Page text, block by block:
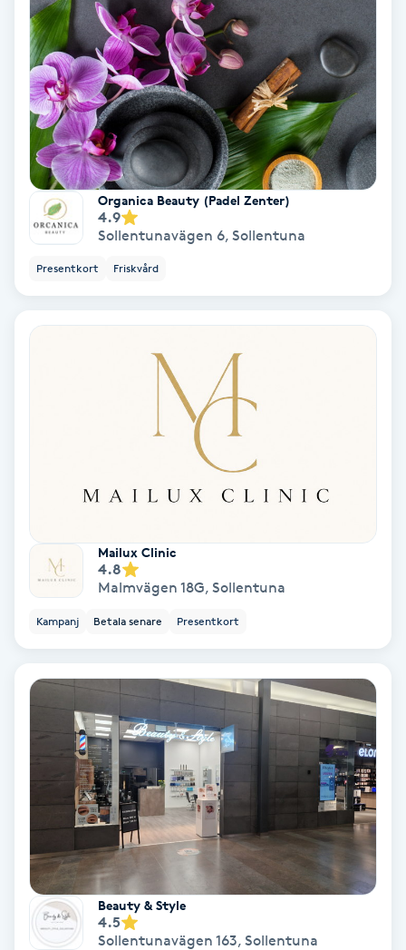
Lashlift Keratin
LED-ljusterapi
Liktornar
Makeup
Manikyr & Pedikyr
Medial vägledning
Medicinsk massage
Meditation
Megavolymfransar
Melasma
Organica Beauty (Padel Zenter)
4.9
Sollentunavägen 6, Sollentuna
Presentkort Friskvård
Mailux Clinic
4.8
Malmvägen 18G, Sollentuna
Kampanj Betala senare Presentkort
Beauty & Style
4.5
Sollentunavägen 163, Sollentuna